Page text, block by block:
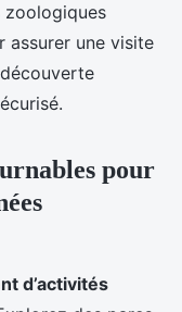
zoologiques
assurer une visite
pour
d’activités